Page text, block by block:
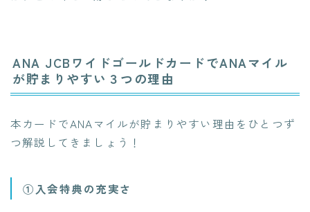
ANA JCBワイドゴールドカードでANAマイル
が貯まりやすい３つの理由
本カードでANAマイルが貯まりやすい理由をひとつず
つ解説してきましょう！
①入会特典の充実さ